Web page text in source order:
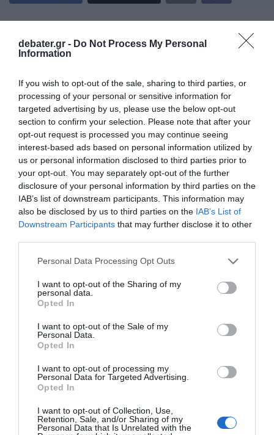
debater.gr - Do Not Process My Personal
Information
If you wish to opt-out of the sale, sharing to third parties, or
processing of your personal or sensitive information for
targeted advertising by us, please use the below opt-out
section to confirm your selection. Please note that after your
opt-out request is processed you may continue seeing
interest-based ads based on personal information utilized by
us or personal information disclosed to third parties prior to
your opt-out. You may separately opt-out of the further
disclosure of your personal information by third parties on the
IAB’s list of downstream participants. This information may
also be disclosed by us to third parties on the IAB’s List of
Downstream Participants that may further disclose it to other
Please note that this website/app uses one or more Google
not limited to your visit or usage behaviour. You may click to
grant or deny consent to Google and its third-party tags to
use your data for below specified purposes in below Google
consent section.
Personal Data Processing Opt Outs
I want to opt-out of the Sharing of my
personal data.
Opted In
I want to opt-out of the Sale of my
Personal Data.
Opted In
I want to opt-out of processing my
Personal Data for Targeted Advertising.
Opted In
I want to opt-out of Collection, Use,
Retention, Sale, and/or Sharing of my
Personal Data that Is Unrelated with the
ΘΕΜΑΤΑ ΠΑΝΕΛΛΗΝΙΩΝ ΠΑΝΕΛΛΑΔΙΚΕΣ 2023
ΠΑΝΕΛΛΗΝΙΕΣ ΕΞΕΤΑΣΕΙΣ